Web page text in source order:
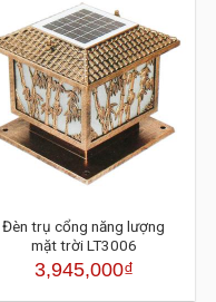
Đèn trụ cổng năng lượng
mặt trời LT3006
3,945,000₫